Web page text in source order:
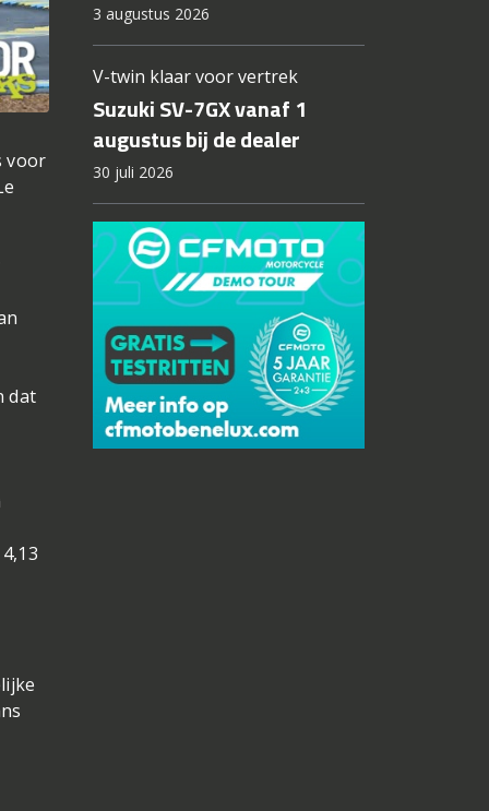
voor
dat
3 augustus 2026
V-twin klaar voor vertrek
Suzuki SV-7GX vanaf 1
augustus bij de dealer
30 juli 2026